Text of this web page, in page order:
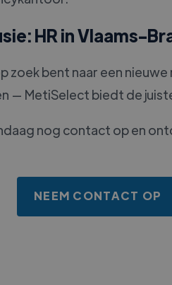
HR in Vlaams-
zoek bent naar een
— MetiSelect biedt de
nog contact op en
NEEM CONTACT OP